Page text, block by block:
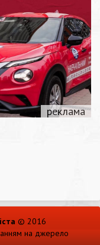
© 2016
на джерело